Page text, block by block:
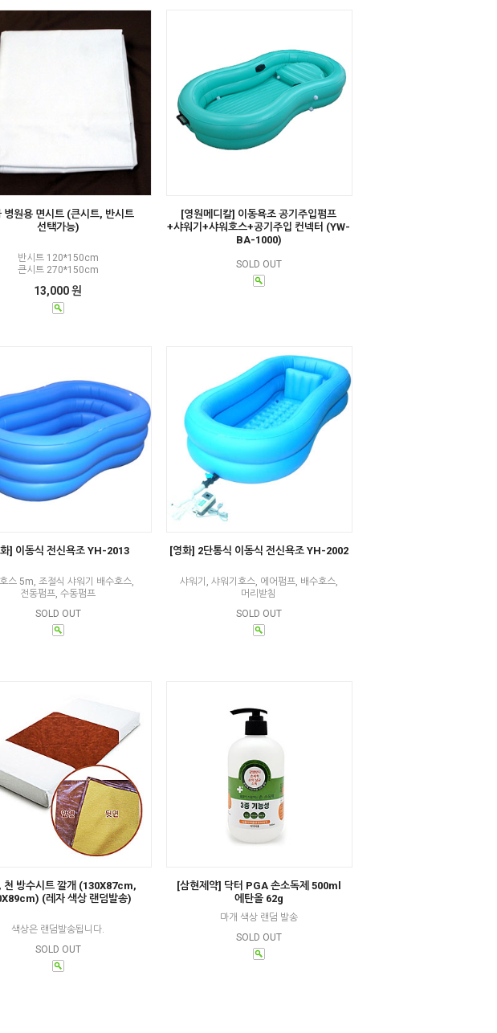
병원용 면시트 (큰시트, 반시트
선택가능)
반시트 120*150cm
큰시트 270*150cm
13,000 원
[영원메디칼] 이동욕조 공기주입펌프
+샤워기+샤워호스+공기주입 컨넥터 (YW-
BA-1000)
SOLD OUT
] 이동식 전신욕조 YH-2013
스 5m, 조절식 샤워기 배수호스,
전동펌프, 수동펌프
SOLD OUT
[영화] 2단통식 이동식 전신욕조 YH-2002
샤워기, 샤워기호스, 에어펌프, 배수호스,
머리받침
SOLD OUT
천 방수시트 깔개 (130X87cm,
(레자 색상 랜덤발송)
색상은 랜덤발송됩니다.
SOLD OUT
[삼현제약] 닥터 PGA 손소독제 500ml
에탄올 62g
마개 색상 랜덤 발송
SOLD OUT